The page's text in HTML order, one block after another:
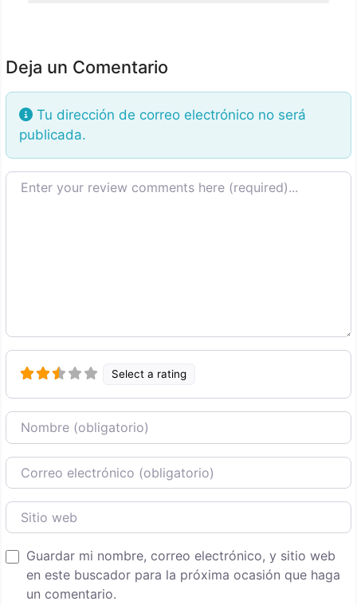
Deja un Comentario
Tu dirección de correo electrónico no será
publicada.
Texto de la reseña
Select a rating
Nombre
Correo Electronico
Sitio web
Guardar mi nombre, correo electrónico, y sitio web
en este buscador para la próxima ocasión que haga
un comentario.